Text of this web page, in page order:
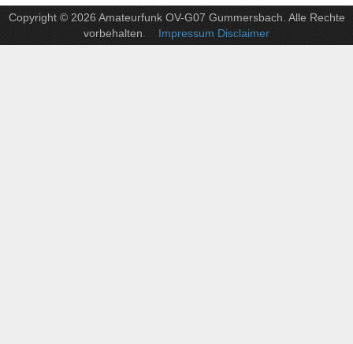
Copyright © 2026 Amateurfunk OV-G07 Gummersbach. Alle Rechte
vorbehalten . Impressum Disclaimer